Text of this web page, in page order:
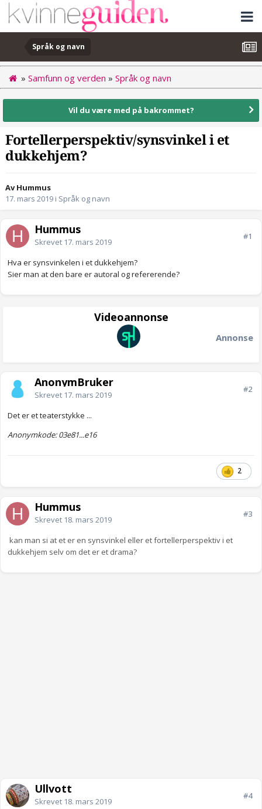
Språk og navn
» Samfunn og verden » Språk og navn
Vil du være med på bakrommet?
Fortellerperspektiv/synsvinkel i et
dukkehjem?
Av Hummus
17. mars 2019 i Språk og navn
Hummus
Skrevet 17. mars 2019
#1
Hva er synsvinkelen i et dukkehjem?
Sier man at den bare er autoral og refererende?
Videoannonse
Annonse
AnonymBruker
Skrevet 17. mars 2019
#2
Det er et teaterstykke ...
Anonymkode: 03e81...e16
2
Hummus
Skrevet 18. mars 2019
#3
kan man si at et er en synsvinkel eller et fortellerperspektiv i et
dukkehjem selv om det er et drama?
Ullvott
Skrevet 18. mars 2019
#4